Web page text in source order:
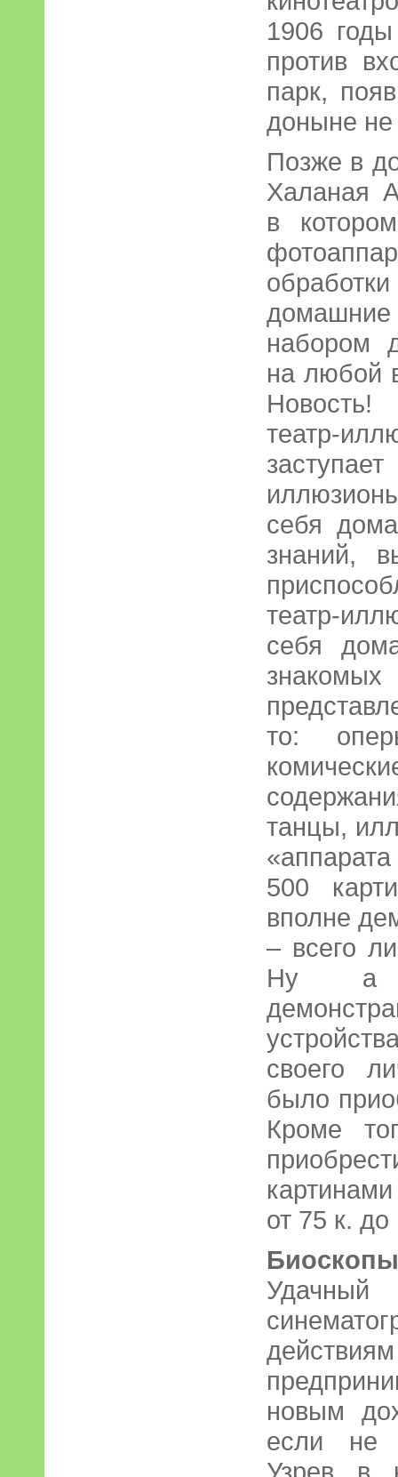
1906
против
парк,
доныне
Позже в
Халаная
в
набором
на любой
театр-
себя
знаний,
театр-
себя
то:
танцы,
500
вполне
– всего
Ну а
своего
было
Кроме
от 75 к.
новым
если не